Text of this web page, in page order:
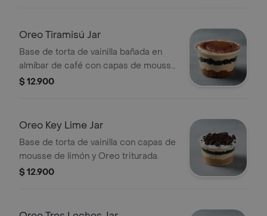
Oreo Tiramisú Jar
Base de torta de vainilla bañada en
almíbar de café con capas de mousse
de tiramisú y Oreo.
$ 12.900
Oreo Key Lime Jar
Base de torta de vainilla con capas de
mousse de limón y Oreo triturada.
$ 12.900